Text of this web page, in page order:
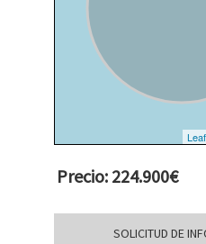
Precio: 224.900€
SOLICITUD DE